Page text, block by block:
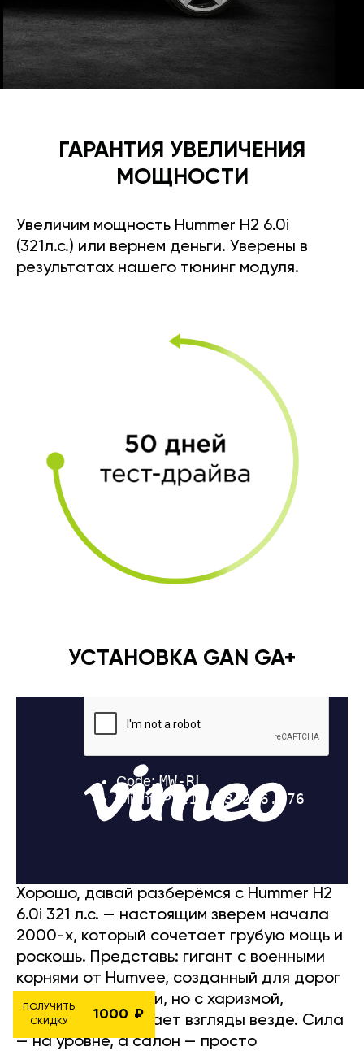
ГАРАНТИЯ УВЕЛИЧЕНИЯ
МОЩНОСТИ
Увеличим мощность Hummer H2 6.0i
(321л.с.) или вернем деньги. Уверены в
результатах нашего тюнинг модуля.
УСТАНОВКА GAN GA+
Хорошо, давай разберёмся с Hummer H2
6.0i 321 л.с. — настоящим зверем начала
2000-х, который сочетает грубую мощь и
роскошь. Представь: гигант с военными
корнями от Humvee, созданный для дорог
Северной Америки, но с харизмой,
которая притягивает взгляды везде. Сила
— на уровне, а салон — просто
ПОЛУЧИТЬ
СКИДКУ
1000